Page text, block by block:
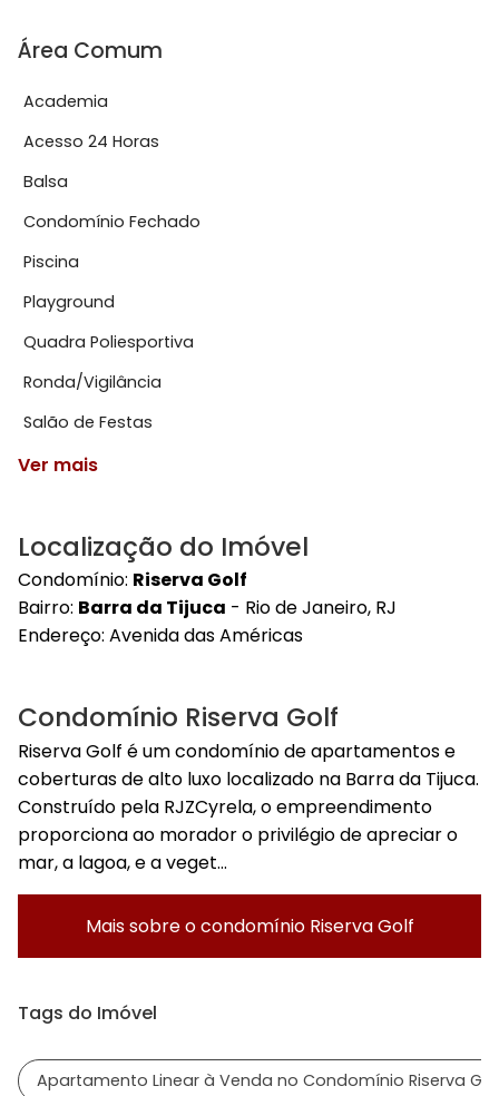
Área Comum
Academia
Acesso 24 Horas
Balsa
Condomínio Fechado
Piscina
Playground
Quadra Poliesportiva
Ronda/Vigilância
Salão de Festas
Ver mais
Localização do Imóvel
Condomínio: Riserva Golf
Bairro: Barra da Tijuca - Rio de Janeiro, RJ
Endereço: Avenida das Américas
Condomínio Riserva Golf
Riserva Golf é um condomínio de apartamentos e
coberturas de alto luxo localizado na Barra da Tijuca.
Construído pela RJZCyrela, o empreendimento
proporciona ao morador o privilégio de apreciar o
mar, a lagoa, e a veget...
Mais sobre o condomínio Riserva Golf
Tags do Imóvel
Apartamento Linear à Venda no Condomínio Riserva